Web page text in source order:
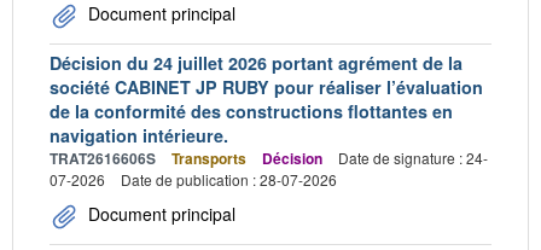
Document principal
Décision du 24 juillet 2026 portant agrément de la
société CABINET JP RUBY pour réaliser l’évaluation
de la conformité des constructions flottantes en
navigation intérieure.
TRAT2616606S Transports Décision
Date de signature : 24-
07-2026
Date de publication : 28-07-2026
Document principal